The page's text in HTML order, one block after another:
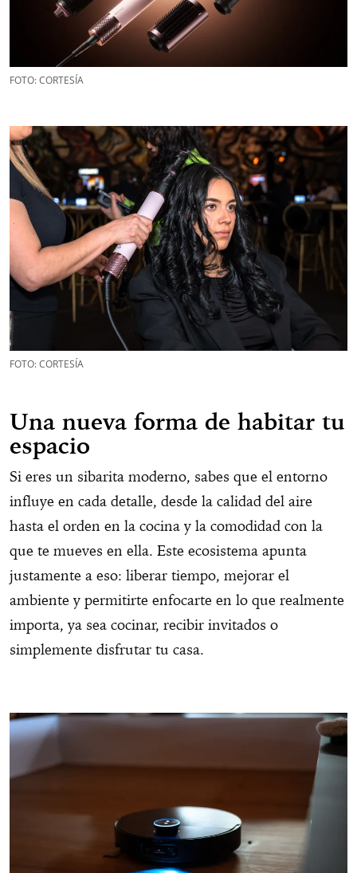
FOTO: CORTESÍA
FOTO: CORTESÍA
Una nueva forma de habitar tu
espacio
Si eres un sibarita moderno, sabes que el entorno
influye en cada detalle, desde la calidad del aire
hasta el orden en la cocina y la comodidad con la
que te mueves en ella. Este ecosistema apunta
justamente a eso: liberar tiempo, mejorar el
ambiente y permitirte enfocarte en lo que realmente
importa, ya sea cocinar, recibir invitados o
simplemente disfrutar tu casa.